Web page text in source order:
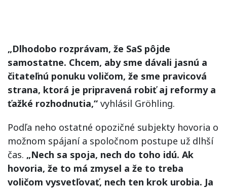
„Dlhodobo rozprávam, že SaS pôjde
samostatne. Chcem, aby sme dávali jasnú a
čitateľnú ponuku voličom, že sme pravicová
strana, ktorá je pripravená robiť aj reformy a
ťažké rozhodnutia,“ vyhlásil Gröhling.
Podľa neho ostatné opozičné subjekty hovoria o
možnom spájaní a spoločnom postupe už dlhší
čas. „Nech sa spoja, nech do toho idú. Ak
hovoria, že to má zmysel a že to treba
voličom vysvetľovať, nech ten krok urobia. Ja